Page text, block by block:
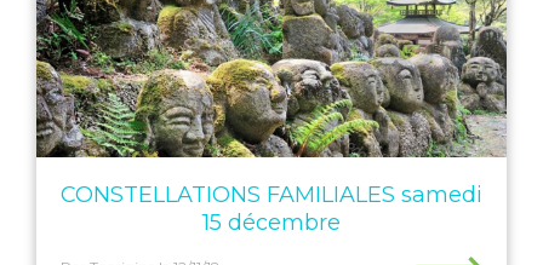
CONSTELLATIONS FAMILIALES samedi
15 décembre